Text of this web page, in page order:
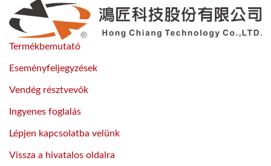
Termékbemutató
Eseményfeljegyzések
Vendég résztvevők
Ingyenes foglalás
Lépjen kapcsolatba velünk
Vissza a hivatalos oldalra